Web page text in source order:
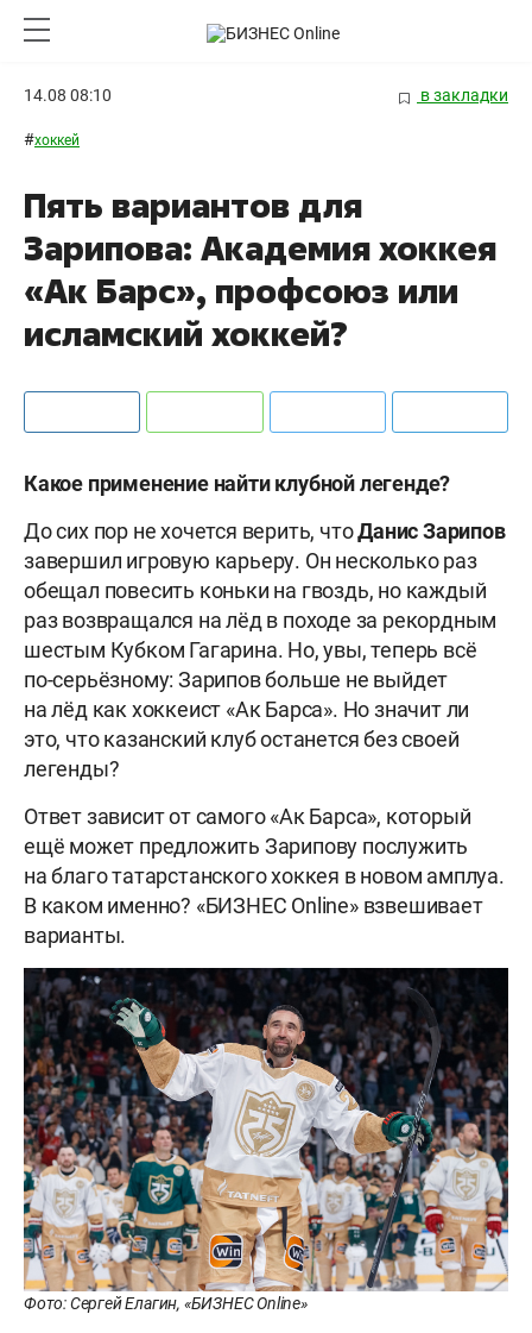
14.08 08:10 в закладки
#хоккей
Пять вариантов для
Зарипова: Академия хоккея
«Ак Барс», профсоюз или
исламский хоккей?
Какое применение найти клубной легенде?
До сих пор не хочется верить, чтоДанисЗарипов
завершил игровую карьеру. Он несколько раз
обещал повесить коньки на гвоздь, но каждый
раз возвращался на лёд в походе за рекордным
шестым Кубком Гагарина. Но, увы, теперь всё
по-серьёзному: Зарипов больше не выйдет
на лёд как хоккеист «Ак Барса». Но значит ли
это, что казанский клуб останется без своей
легенды?
Ответ зависит от самого «Ак Барса», который
ещё может предложить Зарипову послужить
на благо татарстанского хоккея в новом амплуа.
В каком именно? «БИЗНЕС Online» взвешивает
варианты.
Фото: Сергей Елагин, «БИЗНЕС Online»